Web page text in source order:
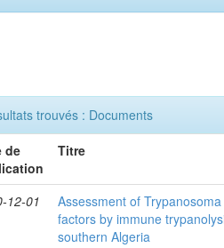
trouvés : Documents
de
Titre
12-01
Assessment of
factors by immune
southern Algeria